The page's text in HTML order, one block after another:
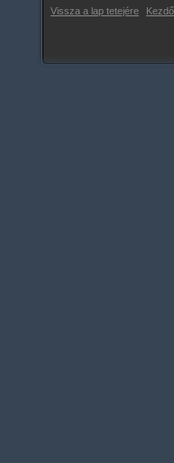
Vissza a lap tetejére